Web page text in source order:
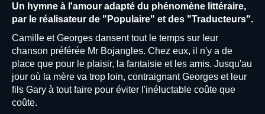
Un hymne à l'amour adapté du phénomène littéraire,
par le réalisateur de "Populaire" et des "Traducteurs".
Camille et Georges dansent tout le temps sur leur
chanson préférée Mr Bojangles. Chez eux, il n'y a de
place que pour le plaisir, la fantaisie et les amis. Jusqu'au
jour où la mère va trop loin, contraignant Georges et leur
fils Gary à tout faire pour éviter l'inéluctable coûte que
coûte.